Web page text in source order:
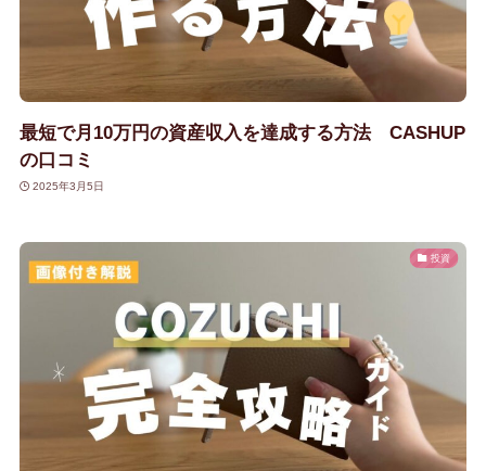
最短で月10万円の資産収入を達成する方法 CASHUP
の口コミ
2025年3月5日
投資